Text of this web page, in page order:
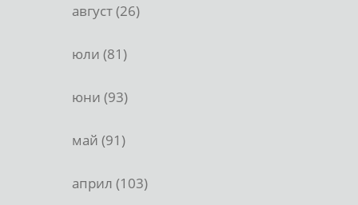
август (26)
юли (81)
юни (93)
май (91)
април (103)